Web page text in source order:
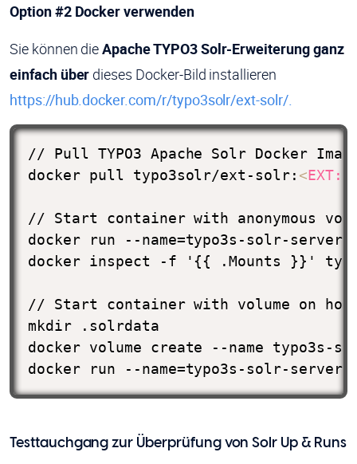
Option #2 Docker verwenden
Sie können dieApache TYPO3 Solr-Erweiterung ganz
einfach über dieses Docker-Bild installieren
https://hub.docker.com/r/typo3solr/ext-solr/.
// Pull TYPO3 Apache Solr Docker
docker pull typo3solr/ext-solr: <EXT:
// Start container with anonymous
docker run --name=typo3s-solr-
docker inspect -f '{{ .Mounts }}'
// Start container with volume on
mkdir .solrdata
docker volume create --name typo3s-
docker run --name=typo3s-solr-
Testtauchgang zur Überprüfung von Solr Up & Runs